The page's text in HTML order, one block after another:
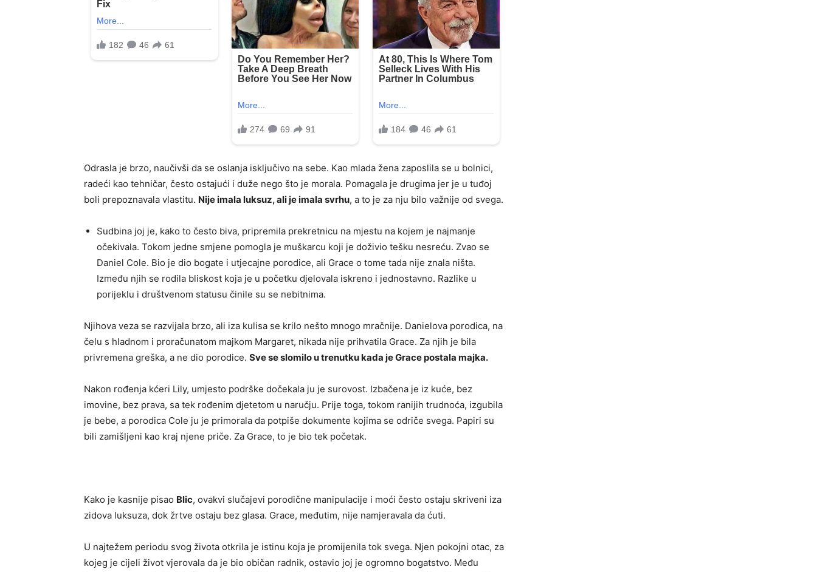
Odrasla je brzo, naučivši da se oslanja isključivo na sebe. Kao mlada žena zaposlila se u bolnici,
radeći kao tehničar, često ostajući i duže nego što je morala. Pomagala je drugima jer je u tuđoj
boli prepoznavala vlastitu. Nije imala luksuz, ali je imala svrhu, a to je za nju bilo važnije od svega.
Sudbina joj je, kako to često biva, pripremila prekretnicu na mjestu na kojem je najmanje
očekivala. Tokom jedne smjene pomogla je muškarcu koji je doživio tešku nesreću. Zvao se
Daniel Cole. Bio je dio bogate i utjecajne porodice, ali Grace o tome tada nije znala ništa.
Između njih se rodila bliskost koja je u početku djelovala iskreno i jednostavno. Razlike u
porijeklu i društvenom statusu činile su se nebitnima.
Njihova veza se razvijala brzo, ali iza kulisa se krilo nešto mnogo mračnije. Danielova porodica, na
čelu s hladnom i proračunatom majkom Margaret, nikada nije prihvatila Grace. Za njih je bila
privremena greška, a ne dio porodice. Sve se slomilo u trenutku kada je Grace postala majka.
Nakon rođenja kćeri Lily, umjesto podrške dočekala ju je surovost. Izbačena je iz kuće, bez
imovine, bez prava, sa tek rođenim djetetom u naručju. Prije toga, tokom ranijih trudnoća, izgubila
je bebe, a porodica Cole ju je primorala da potpiše dokumente kojima se odriče svega. Papiri su
bili zamišljeni kao kraj njene priče. Za Grace, to je bio tek početak.
Kako je kasnije pisao Blic, ovakvi slučajevi porodične manipulacije i moći često ostaju skriveni iza
zidova luksuza, dok žrtve ostaju bez glasa. Grace, međutim, nije namjeravala da ćuti.
U najtežem periodu svog života otkrila je istinu koja je promijenila tok svega. Njen pokojni otac, za
kojeg je cijeli život vjerovala da je bio običan radnik, ostavio joj je ogromno bogatstvo. Među